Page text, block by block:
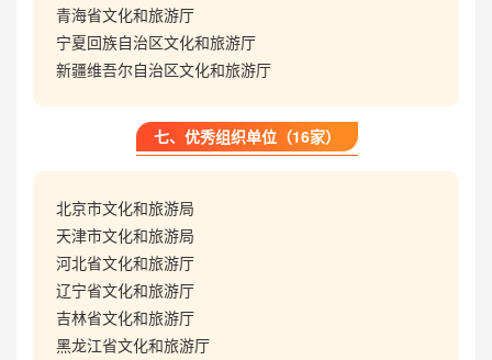
青海省文化和旅游厅
宁夏回族自治区文化和旅游厅
新疆维吾尔自治区文化和旅游厅
七、优秀组织单位（16家）
北京市文化和旅游局
天津市文化和旅游局
河北省文化和旅游厅
辽宁省文化和旅游厅
吉林省文化和旅游厅
黑龙江省文化和旅游厅